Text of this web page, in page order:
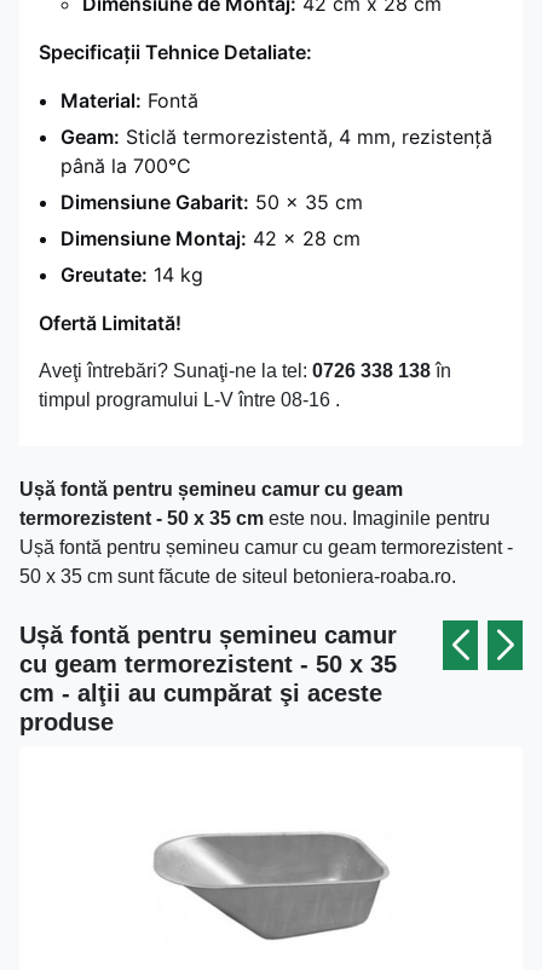
Specificații Tehnice Detaliate:
Material: Fontă
Geam: Sticlă termorezistentă, 4 mm, rezistență
până la 700°C
Dimensiune Gabarit: 50 x 35 cm
Dimensiune Montaj: 42 x 28 cm
Greutate: 14 kg
Ofertă Limitată!
Aveţi întrebări? Sunaţi-ne la tel: 0726 338 138în
timpul programului L-V între 08-16 .
Ușă fontă pentru șemineu camur cu geam
termorezistent - 50 x 35 cm este nou. Imaginile pentru
Ușă fontă pentru șemineu camur cu geam termorezistent -
50 x 35 cm sunt făcute de siteul betoniera-roaba.ro.
Ușă fontă pentru șemineu camur
cu geam termorezistent - 50 x 35
cm - alţii au cumpărat şi aceste
produse